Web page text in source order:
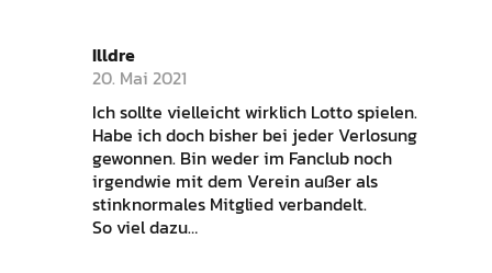
Illdre
20. Mai 2021
Ich sollte vielleicht wirklich Lotto spielen.
Habe ich doch bisher bei jeder Verlosung
gewonnen. Bin weder im Fanclub noch
irgendwie mit dem Verein außer als
stinknormales Mitglied verbandelt.
So viel dazu…